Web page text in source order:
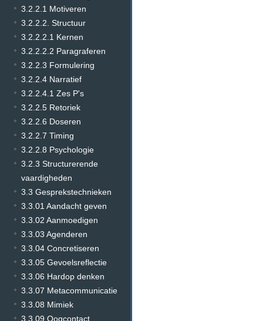
3.2.2.1 Motiveren
3.2.2.2. Structuur
3.2.2.2.1 Kernen
3.2.2.2.2 Paragraferen
3.2.2.3 Formulering
3.2.2.4 Narratief
3.2.2.4.1 Zes P's
3.2.2.5 Retoriek
3.2.2.6 Doseren
3.2.2.7 Timing
3.2.2.8 Psychologie
3.2.3 Structurerende
vaardigheden
3.3 Gesprekstechnieken
3.3.01 Aandacht geven
3.3.02 Aanmoedigen
3.3.03 Agenderen
3.3.04 Concretiseren
3.3.05 Gevoelsreflectie
3.3.06 Hardop denken
3.3.07 Metacommunicatie
3.3.08 Mimiek
3.3.09 Oogcontact